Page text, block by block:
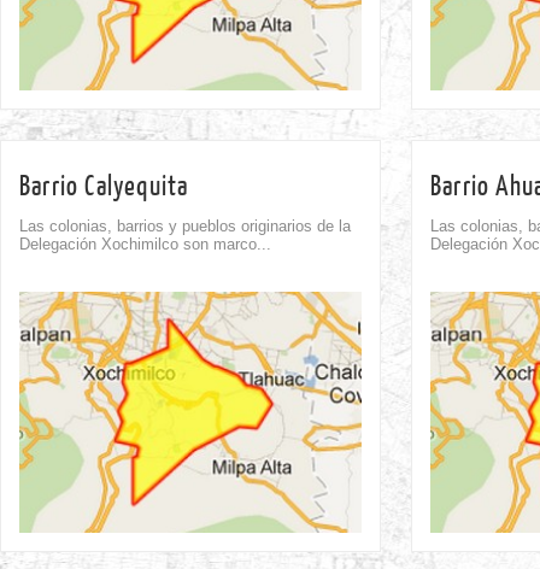
Barrio Calyequita
Las colonias, barrios y pueblos originarios de la
Delegación Xochimilco son marco...
Barrio
Las colonias,
Delegación
0
Comment